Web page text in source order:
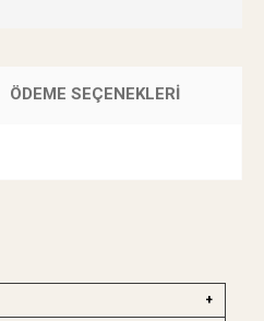
ÖDEME SEÇENEKLERI